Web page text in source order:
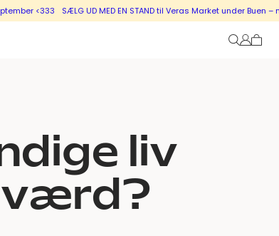
<333 SÆLG UD MED EN STAND til Veras Market under Buen –
liv
værd?